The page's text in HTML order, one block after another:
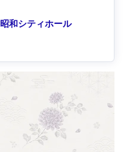
昭和シティホール